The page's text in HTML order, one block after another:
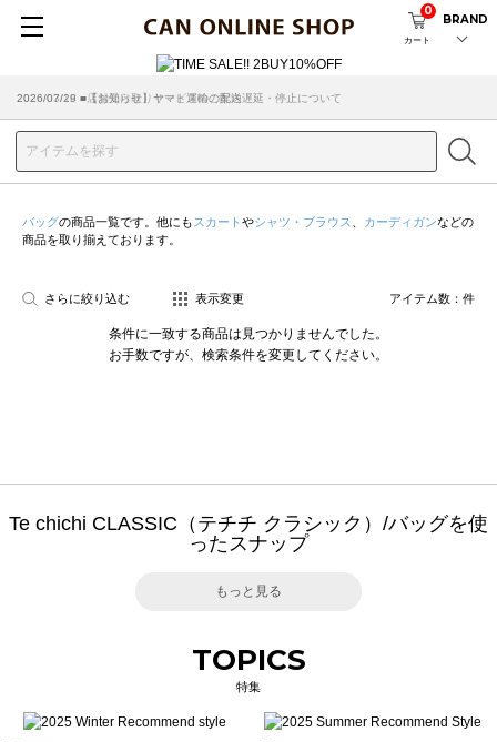
カート
0
BRAND
2026/07/29 ■【お知らせ】ヤマト運輸の配送遅延・停止について
2026/03/18 ■店舗受け取りサービスのご案内
バッグの商品一覧です。他にも スカート やシャツ・ブラウス カーディガンなどの
商品を取り揃えております。
さらに絞り込む 表示変更 アイテム数： 件
条件に一致する商品は見つかりませんでした。
お手数ですが、検索条件を変更してください。
Te chichi CLASSIC（テチチ クラシック）/バッグを使
ったスナップ
もっと見る
TOPICS
特集